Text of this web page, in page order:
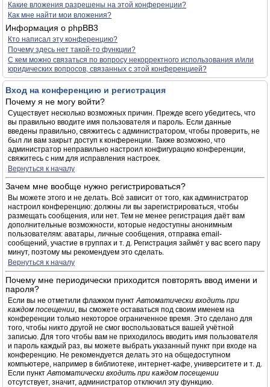
Какие вложения разрешены на этой конференции?
Как мне найти мои вложения?
Информация о phpBB3
Кто написал эту конференцию?
Почему здесь нет такой-то функции?
С кем можно связаться по вопросу некорректного использования и/или
юридических вопросов, связанных с этой конференцией?
Вход на конференцию и регистрация
Почему я не могу войти?
Существует несколько возможных причин. Прежде всего убедитесь, что
вы правильно вводите имя пользователя и пароль. Если данные
введены правильно, свяжитесь с администратором, чтобы проверить, не
был ли вам закрыт доступ к конференции. Также возможно, что
администратор неправильно настроил конфигурацию конференции,
свяжитесь с ним для исправления настроек.
Вернуться к началу
Зачем мне вообще нужно регистрироваться?
Вы можете этого и не делать. Всё зависит от того, как администратор
настроил конференцию: должны ли вы зарегистрироваться, чтобы
размещать сообщения, или нет. Тем не менее регистрация даёт вам
дополнительные возможности, которые недоступны анонимным
пользователям: аватары, личные сообщения, отправка email-
сообщений, участие в группах и т. д. Регистрация займёт у вас всего пару
минут, поэтому мы рекомендуем это сделать.
Вернуться к началу
Почему мне периодически приходится повторять ввод имени и
пароля?
Если вы не отметили флажком пунктАвтоматически входить при
каждом посещении, вы сможете оставаться под своим именем на
конференции только некоторое ограниченное время. Это сделано для
того, чтобы никто другой не смог воспользоваться вашей учётной
записью. Для того чтобы вам не приходилось вводить имя пользователя
и пароль каждый раз, вы можете выбрать указанный пункт при входе на
конференцию. Не рекомендуется делать это на общедоступном
компьютере, например в библиотеке, интернет-кафе, университете и т. д.
Если пунктАвтоматически входить при каждом посещении
отсутствует, значит, администратор отключил эту функцию.